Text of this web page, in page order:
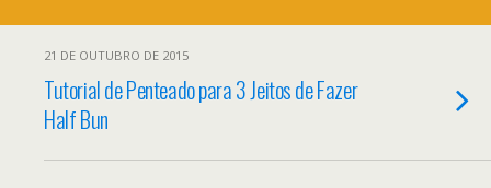
21 DE OUTUBRO DE 2015
Tutorial de Penteado para 3 Jeitos de Fazer
Half Bun